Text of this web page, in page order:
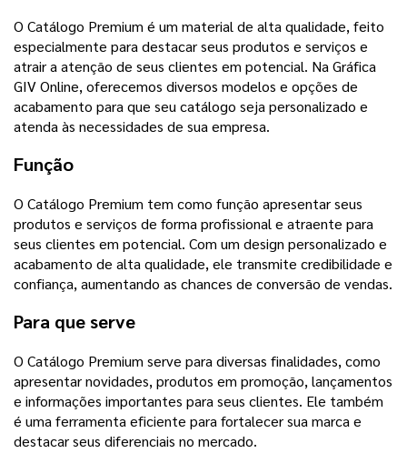
O Catálogo Premium é um material de alta qualidade, feito
especialmente para destacar seus produtos e serviços e
atrair a atenção de seus clientes em potencial. Na Gráfica
GIV Online, oferecemos diversos modelos e opções de
acabamento para que seu catálogo seja personalizado e
atenda às necessidades de sua empresa.
Função
O Catálogo Premium tem como função apresentar seus
produtos e serviços de forma profissional e atraente para
seus clientes em potencial. Com um design personalizado e
acabamento de alta qualidade, ele transmite credibilidade e
confiança, aumentando as chances de conversão de vendas.
Para que serve
O Catálogo Premium serve para diversas finalidades, como
apresentar novidades, produtos em promoção, lançamentos
e informações importantes para seus clientes. Ele também
é uma ferramenta eficiente para fortalecer sua marca e
destacar seus diferenciais no mercado.